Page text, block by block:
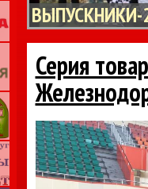
ВЫПУСКНИКИ-
Серия